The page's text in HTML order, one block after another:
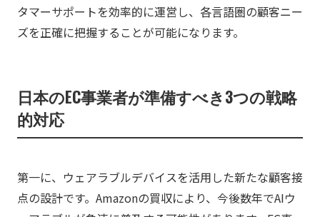
タマーサポートを効率的に運営し、各言語圏の顧客ニー
ズを正確に把握することが可能になります。
日本のEC事業者が準備すべき3つの戦略
的対応
第一に、ウェアラブルデバイスを活用した新たな顧客接
点の設計です。Amazonの買収により、今後数年でAIウ